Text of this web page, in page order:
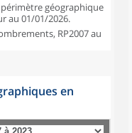
géographique
au 01/01/2026.
RP2007 au
en